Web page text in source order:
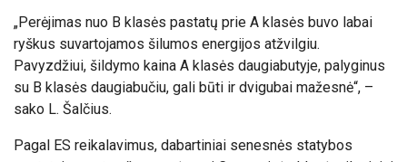
„Perėjimas nuo B klasės pastatų prie A klasės buvo labai
ryškus suvartojamos šilumos energijos atžvilgiu.
Pavyzdžiui, šildymo kaina A klasės daugiabutyje, palyginus
su B klasės daugiabučiu, gali būti ir dvigubai mažesnė“, –
sako L. Šalčius.
Pagal ES reikalavimus, dabartiniai senesnės statybos